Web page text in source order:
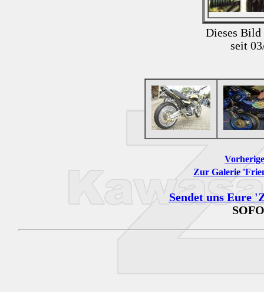
Dieses Bild
seit
Zur Galerie
Sendet uns Eure